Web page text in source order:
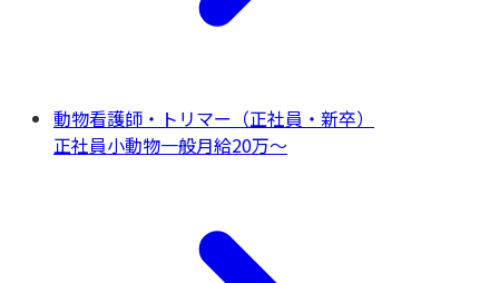
動物看護師・トリマー（正社員・新卒）
正社員小動物一般月給20万〜